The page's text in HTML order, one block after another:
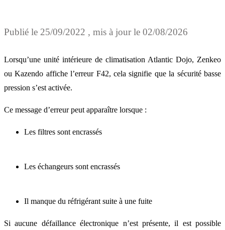
Publié le 25/09/2022 , mis à jour le 02/08/2026
Lorsqu’une unité intérieure de climatisation Atlantic Dojo, Zenkeo
ou Kazendo affiche l’erreur F42, cela signifie que la sécurité basse
pression s’est activée.
Ce message d’erreur peut apparaître lorsque :
Les filtres sont encrassés
Les échangeurs sont encrassés
Il manque du réfrigérant suite à une fuite
Si aucune défaillance électronique n’est présente, il est possible